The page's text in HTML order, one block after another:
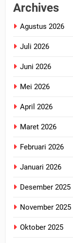
Archives
Agustus 2026
Juli 2026
Juni 2026
Mei 2026
April 2026
Maret 2026
Februari 2026
Januari 2026
Desember 2025
November 2025
Oktober 2025